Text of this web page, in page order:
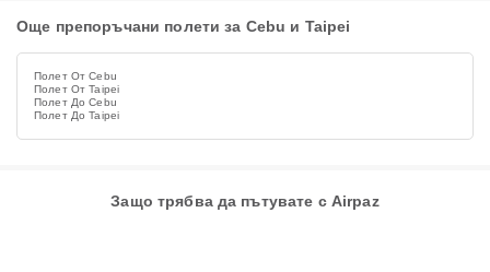
Още препоръчани полети за Cebu и Taipei
Полет От Cebu
Полет От Taipei
Полет До Cebu
Полет До Taipei
Защо трябва да пътувате с Airpaz